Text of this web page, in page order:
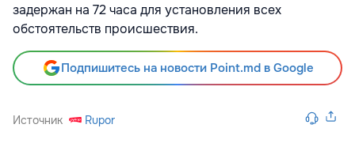
задержан на 72 часа для установления всех
обстоятельств происшествия.
Подпишитесь на новости Point.md в Google
Источник Rupor